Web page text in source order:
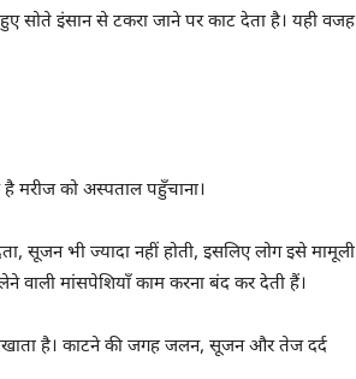
सोते इंसान से टकरा जाने पर काट देता है। यही वजह
मरीज को अस्पताल पहुँचाना।
सूजन भी ज्यादा नहीं होती, इसलिए लोग इसे मामूली
मांसपेशियाँ काम करना बंद कर देती हैं।
है। काटने की जगह जलन, सूजन और तेज दर्द